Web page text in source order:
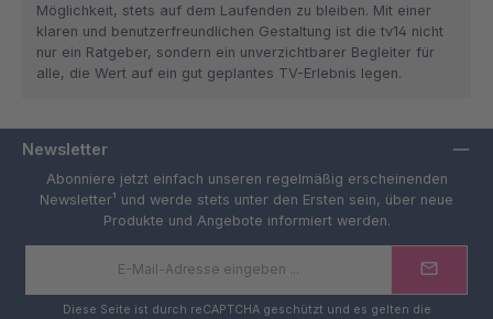
Möglichkeit, stets auf dem Laufenden zu bleiben. Mit einer
klaren und benutzerfreundlichen Gestaltung ist die tv14 nicht
nur ein Ratgeber, sondern ein unverzichtbarer Begleiter für
alle, die Wert auf ein gut geplantes TV-Erlebnis legen.
Newsletter
Abonniere jetzt einfach unseren regelmäßig erscheinenden
Newsletter¹ und werde stets unter den Ersten sein, über neue
Produkte und Angebote informiert werden.
Diese Seite ist durch reCAPTCHA geschützt und es gelten die